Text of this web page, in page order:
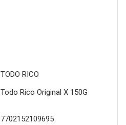
TODO RICO
Todo Rico Original X 150G
7702152109695